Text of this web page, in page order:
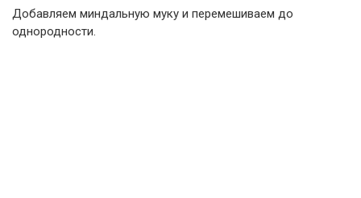
Добавляем миндальную муку и перемешиваем до
однородности.